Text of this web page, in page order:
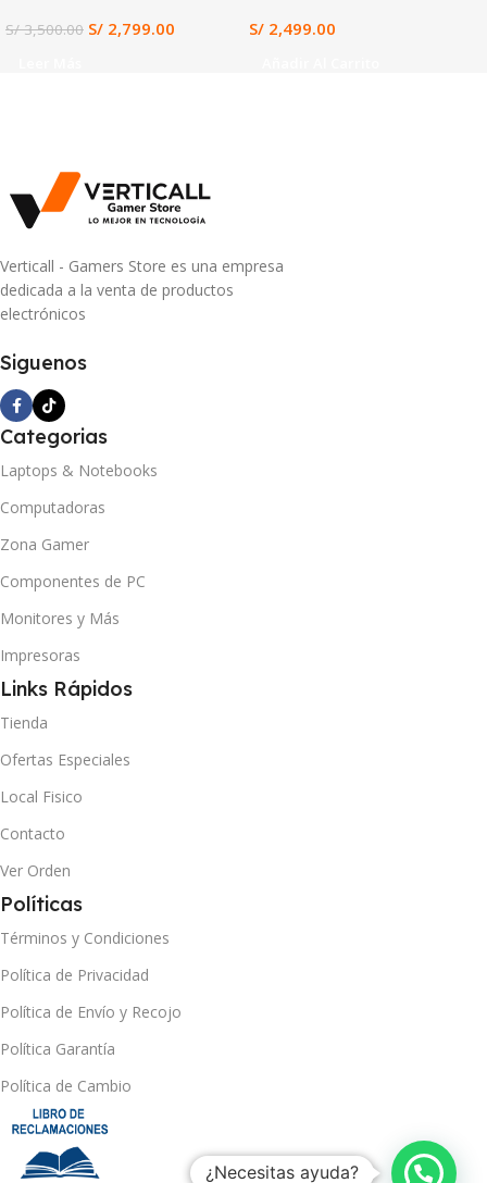
Profesional
S/3,500.00 S/ 2,799.00
S/ 2,499.00
Verticall - Gamers Store es una empresa
dedicada a la venta de productos
electrónicos
Siguenos
Categorias
Laptops & Notebooks
Computadoras
Zona Gamer
Componentes de PC
Monitores y Más
Impresoras
Links Rápidos
Tienda
Ofertas Especiales
Local Fisico
Contacto
Ver Orden
Políticas
Términos y Condiciones
Política de Privacidad
Política de Envío y Recojo
Política Garantía
Política de Cambio
¿Necesitas ayuda?